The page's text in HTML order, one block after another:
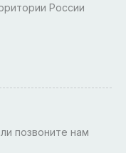
России
позвоните нам